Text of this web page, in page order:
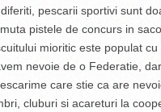
pescarii sportivi sunt
pistele de concurs in
mioritic este populat
nevoie de o Federatie,
care stie ca are
cluburi si acareturi la